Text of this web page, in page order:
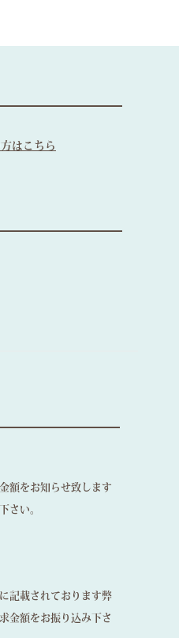
はこちら
額をお知らせ致します
さい。
記載されております弊
金額をお振り込み下さ